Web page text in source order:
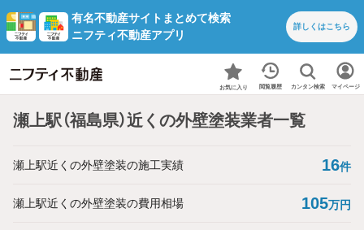
有名不動産サイトまとめて検索
ニフティ不動産アプリ
詳しくはこちら
お気に入り 閲覧履歴 カンタン検索 マイページ
瀬上駅（福島県）近くの外壁塗装業者一覧
瀬上駅近くの外壁塗装の施工実績 16件
瀬上駅近くの外壁塗装の費用相場 105万円